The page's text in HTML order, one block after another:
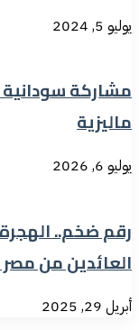
يوليو 5, 2024
مشاركة
ماليزية
يوليو 6, 2026
رقم ضخم..
العائدين من مصر
أبريل 29, 2025